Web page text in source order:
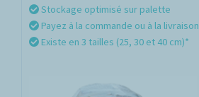
Stockage optimisé sur palette
Payez à la commande ou à la livraison
Existe en 3 tailles (25, 30 et 40 cm)*